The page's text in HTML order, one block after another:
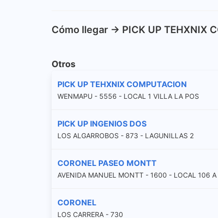
Cómo llegar -> PICK UP TEHXNIX
Otros
PICK UP TEHXNIX COMPUTACION
WENMAPU - 5556 - LOCAL 1 VILLA LA POS
PICK UP INGENIOS DOS
LOS ALGARROBOS - 873 - LAGUNILLAS 2
CORONEL PASEO MONTT
AVENIDA MANUEL MONTT - 1600 - LOCAL 106 A
CORONEL
LOS CARRERA - 730